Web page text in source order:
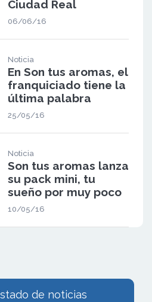
Ciudad Real
06/06/16
Noticia
En Son tus aromas, el
franquiciado tiene la
última palabra
25/05/16
Noticia
Son tus aromas lanza
su pack mini, tu
sueño por muy poco
10/05/16
de noticias